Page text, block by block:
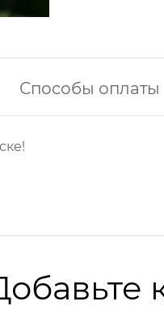
Способы оплаты